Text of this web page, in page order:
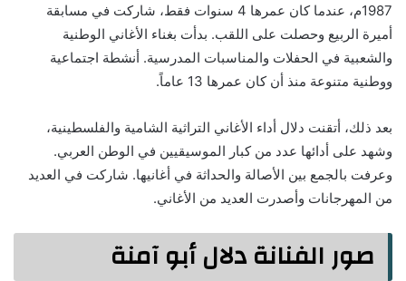
1987م، عندما كان عمرها 4 سنوات فقط، شاركت في مسابقة
أميرة الربيع وحصلت على اللقب. بدأت بغناء الأغاني الوطنية
والشعبية في الحفلات والمناسبات المدرسية. أنشطة اجتماعية
ووطنية متنوعة منذ أن كان عمرها 13 عاماً.
بعد ذلك، أتقنت دلال أداء الأغاني التراثية الشامية والفلسطينية،
وشهد على أدائها عدد من كبار الموسيقيين في الوطن العربي.
وعرفت بالجمع بين الأصالة والحداثة في أغانيها. شاركت في العديد
من المهرجانات وأصدرت العديد من الأغاني.
صور الفنانة دلال أبو آمنة